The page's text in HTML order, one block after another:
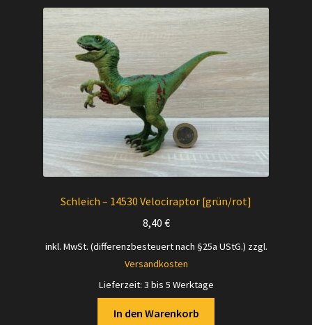
Schleich – 14530 Velociraptor [grün/rot]
8,40 €
inkl. MwSt. (differenzbesteuert nach §25a UStG.) zzgl.
Versandkosten
Lieferzeit: 3 bis 5 Werktage
In den Warenkorb